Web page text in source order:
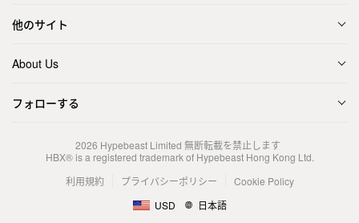
他のサイト
About Us
フォローする
2026 Hypebeast Limited 無断転載を禁止します
HBX® is a registered trademark of Hypebeast Hong Kong Ltd.
利用規約
プライバシーポリシー
Cookie Policy
USD
日本語